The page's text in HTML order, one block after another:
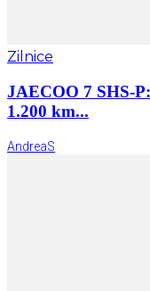
Zilnice
JAECOO 7 SHS-
1.200 km...
AndreaS